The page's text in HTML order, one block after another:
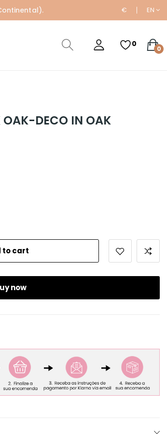
€ EN
0
0
OAK-DECO IN OAK
to cart
now